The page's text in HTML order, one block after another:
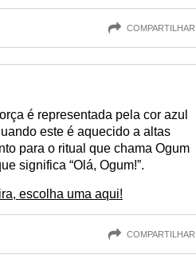
COMPARTILHAR
é representada pela cor azul
este é aquecido a altas
para o ritual que chama Ogum
significa “Olá, Ogum!”.
escolha uma aqui!
COMPARTILHAR